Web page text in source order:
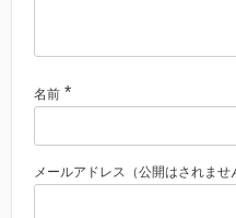
名前 *
メールアドレス（公開はされませ